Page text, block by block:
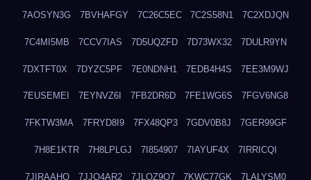
7AOSYN3G 7BVHAFGY 7C26C5EC 7C2S58N1 7C2XDJQN
7C4MI5MB 7CCV7IAS 7D5UQZFD 7D73WX32 7DULR9YN
7DXTFT0X 7DYZC5PF 7E0NDNH1 7EDB4H4S 7EE3M9WJ
7EUSEMEI 7EYNVZ6I 7FB2DR6D 7FE1WG6S 7FGV6NG8
7FKTW3MA 7FRYD8I9 7FX48QP3 7GDV0B8J 7GER99GF
7H8E1KTR 7H8LPLGJ 7I854907 7IAYUF4X 7IRRICQI
7JIRAAHO 7JJO4AR2 7JLOZ9Q7 7KWC77GK 7LALYSM0